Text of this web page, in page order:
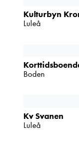
Kulturbyn
Luleå
Boden
Kv Svanen
Luleå